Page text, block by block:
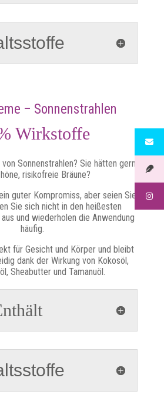
– Sonnenstrahlen
Wirkstoffe
Sonnenstrahlen? Sie hätten gern
risikofreie Bräune?
guter Kompromiss, aber seien Sie
Sie sich nicht in den heißesten
und wiederholen die Anwendung
häufig.
für Gesicht und Körper und bleibt
dank der Wirkung von Kokosöl,
Sheabutter und Tamanuöl.